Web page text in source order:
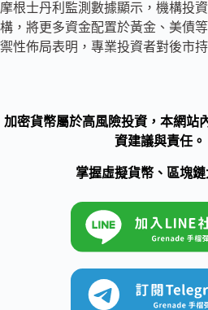
摩根士丹利監測數據顯示，機構投
構，將更多資金配置於黃金、美債
禦性佈局表明，專業投資者對後市
加密貨幣屬於高風險投資，本網站
資建議與責任。
掌握虛擬貨幣、區塊